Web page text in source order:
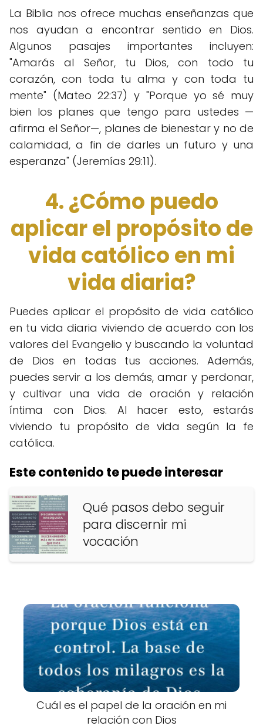
La Biblia nos ofrece muchas enseñanzas que
nos ayudan a encontrar sentido en Dios.
Algunos pasajes importantes incluyen:
"Amarás al Señor, tu Dios, con todo tu
corazón, con toda tu alma y con toda tu
mente" (Mateo 22:37) y "Porque yo sé muy
bien los planes que tengo para ustedes —
afirma el Señor—, planes de bienestar y no de
calamidad, a fin de darles un futuro y una
esperanza" (Jeremías 29:11).
4. ¿Cómo puedo
aplicar el propósito de
vida católico en mi
vida diaria?
Puedes aplicar el propósito de vida católico
en tu vida diaria viviendo de acuerdo con los
valores del Evangelio y buscando la voluntad
de Dios en todas tus acciones. Además,
puedes servir a los demás, amar y perdonar,
y cultivar una vida de oración y relación
íntima con Dios. Al hacer esto, estarás
viviendo tu propósito de vida según la fe
católica.
Este contenido te puede interesar
Qué pasos debo seguir
para discernir mi
vocación
Cuál es el papel de la oración en mi
relación con Dios